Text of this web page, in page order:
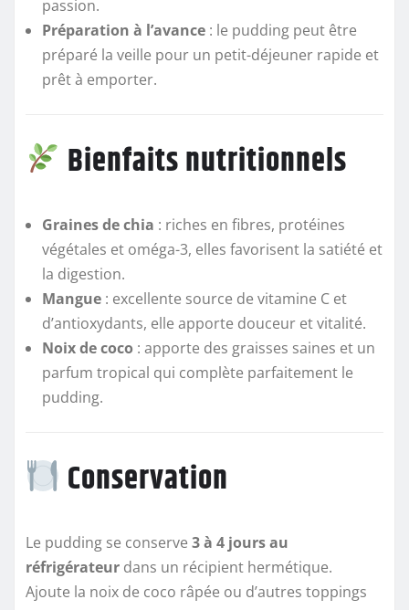
passion.
Préparation à l’avance : le pudding peut être
préparé la veille pour un petit-déjeuner rapide et
prêt à emporter.
Bienfaits nutritionnels
Graines de chia : riches en fibres, protéines
végétales et oméga-3, elles favorisent la satiété et
la digestion.
Mangue : excellente source de vitamine C et
d’antioxydants, elle apporte douceur et vitalité.
Noix de coco : apporte des graisses saines et un
parfum tropical qui complète parfaitement le
pudding.
Conservation
Le pudding se conserve 3 à 4 jours au
réfrigérateur dans un récipient hermétique.
Ajoute la noix de coco râpée ou d’autres toppings